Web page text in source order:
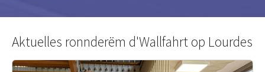
Aktuelles ronnderëm d'Wallfahrt op Lourdes